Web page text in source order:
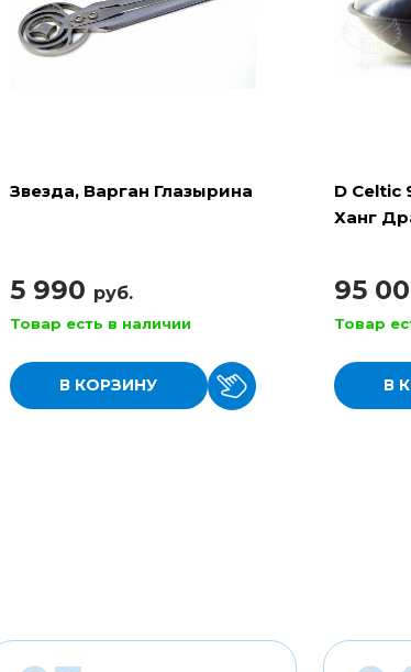
Звезда, Варган Глазырина
5 990 руб.
Товар есть в наличии
В КОРЗИНУ
D Celtic
Ханг
95
Товар
В